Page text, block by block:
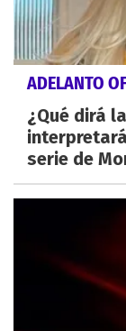
ADELANTO
¿Qué dirá
serie de